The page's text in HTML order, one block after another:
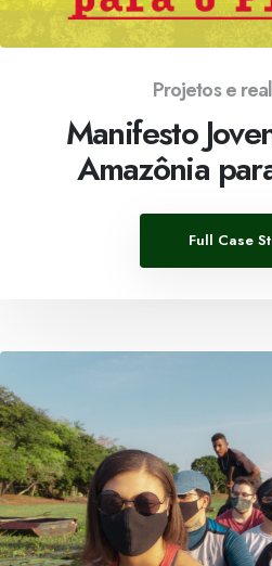
Projetos e
Manifesto
Amazônia
Full Case